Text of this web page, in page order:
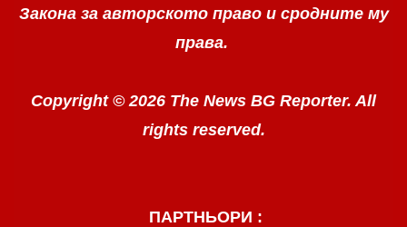
Закона за авторското право и сродните му
права.
Copyright © 2026 The News BG Reporter. All
rights reserved.
ПАРТНЬОРИ :